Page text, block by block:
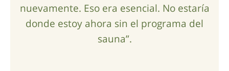
nuevamente. Eso era esencial. No estaría
donde estoy ahora sin el programa del
sauna”.